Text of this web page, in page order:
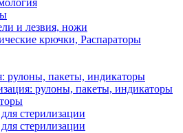
и лезвия, ножи
крючки, Распараторы
рулоны, пакеты, индикаторы
рулоны, пакеты, индикаторы
стерилизации
стерилизации